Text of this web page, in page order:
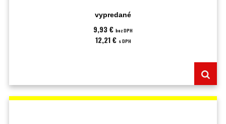
vypredané
9,93 € bez DPH
12,21 € s DPH